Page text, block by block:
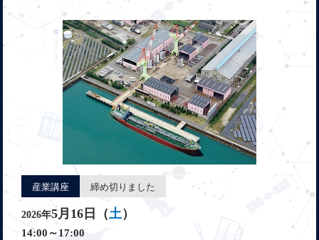
産業講座 締め切りました
2026年5月16日（土）
14:00～17:00